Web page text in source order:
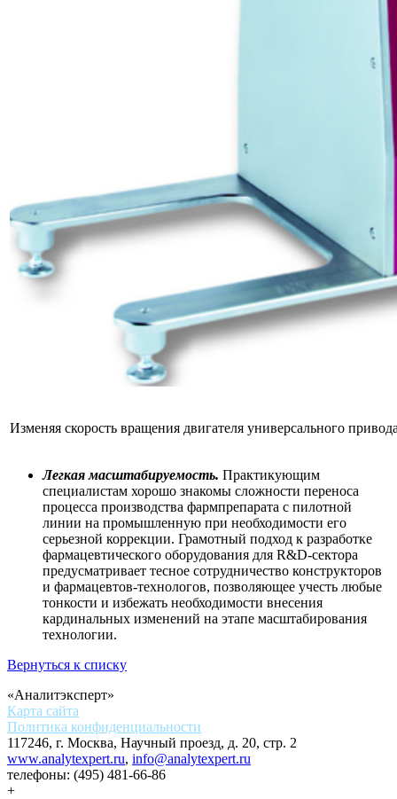
Изменяя скорость вращения двигателя универсального
Легкая масштабируемость. Практикующим
специалистам хорошо знакомы сложности переноса
процесса производства фармпрепарата с пилотной
линии на промышленную при необходимости его
серьезной коррекции. Грамотный подход к разработке
фармацевтического оборудования для R&D-сектора
предусматривает тесное сотрудничество конструкторов
и фармацевтов-технологов, позволяющее учесть любые
тонкости и избежать необходимости внесения
кардинальных изменений на этапе масштабирования
технологии.
Вернуться к списку
«Аналитэксперт»
Карта сайта
Политика конфиденциальности
117246, г. Москва, Научный проезд, д. 20, стр. 2
www.analytexpert.ru, info@analytexpert.ru
телефоны: (495) 481-66-86
+